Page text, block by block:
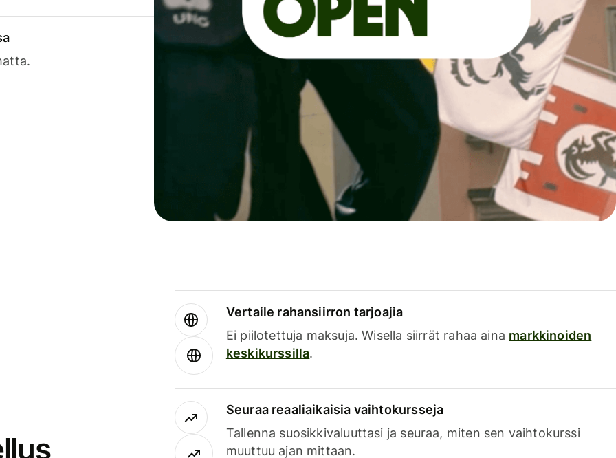
Vertaile rahansiirron tarjoajia
Ei piilotettuja maksuja. Wisella siirrät rahaa aina markkinoiden
keskikurssilla.
Seuraa reaaliaikaisia vaihtokursseja
Tallenna suosikkivaluuttasi ja seuraa, miten sen vaihtokurssi
muuttuu ajan mittaan.